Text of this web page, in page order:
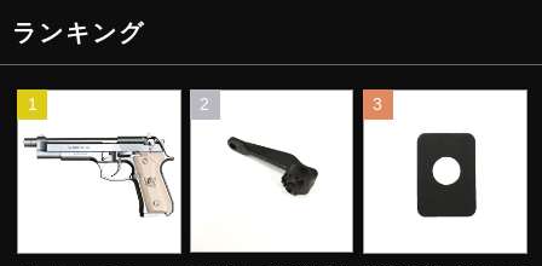
ランキング
1 2 3